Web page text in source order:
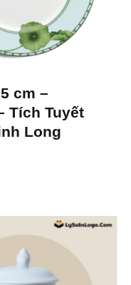
cm –
Tích Tuyết
Long